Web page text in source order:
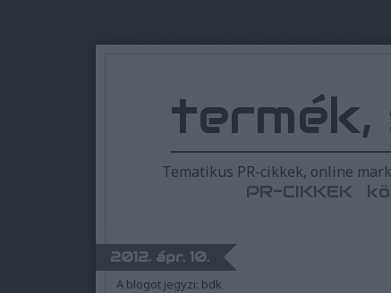
termék,
Tematikus PR-cikkek, online
PR-CIKKEK
2012. ápr. 10.
A blogot jegyzi: bdk